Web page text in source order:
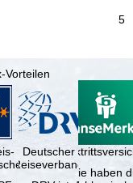
5
Vorteilen
Deutscher
Reiseverband
Sie haben